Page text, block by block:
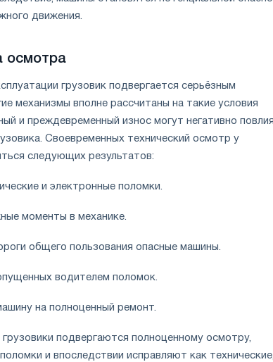
движения.
осмотра
грузовик подвергается серьёзным
механизмы вполне рассчитаны на такие условия
и преждевременный износ могут негативно
Своевременных технический осмотр у
следующих результатов:
и электронные поломки.
моменты в механике.
общего пользования опасные машины.
водителем поломок.
на полноценный ремонт.
подвергаются полноценному осмотру,
и впоследствии исправляют как